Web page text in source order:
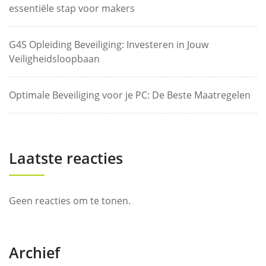
essentiële stap voor makers
G4S Opleiding Beveiliging: Investeren in Jouw
Veiligheidsloopbaan
Optimale Beveiliging voor je PC: De Beste Maatregelen
Laatste reacties
Geen reacties om te tonen.
Archief